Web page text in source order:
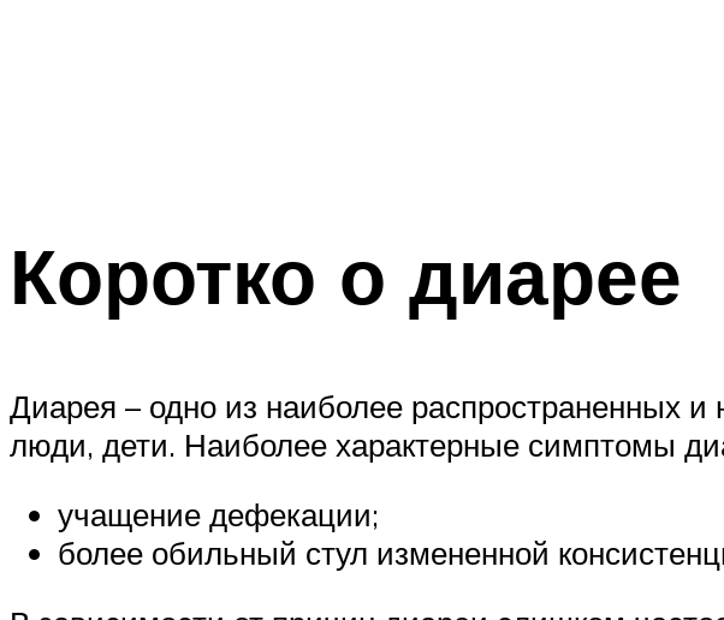
Коротко о диарее
Диарея – одно из наиболее распространенных
люди, дети. Наиболее характерные симптомы
учащение дефекации;
более обильный стул измененной